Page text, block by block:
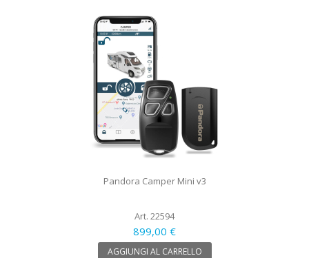
Pandora Camper Mini v3
Art. 22594
899,00 €
AGGIUNGI AL CARRELLO